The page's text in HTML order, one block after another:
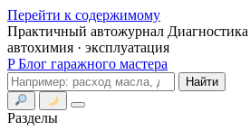
Перейти к содержимому
Практичный автожурнал Диагностика
автохимия · эксплуатация
P Блог гаражного мастера
Поиск
Найти
Меню
Разделы